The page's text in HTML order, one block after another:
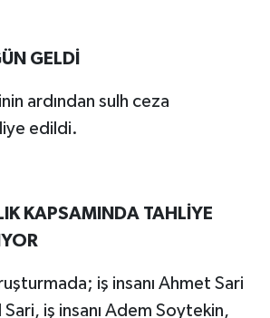
GELDİ
ardından sulh ceza
edildi.
KAPSAMINDA TAHLİYE
iş insanı Ahmet Sari
iş insanı Adem Soytekin,